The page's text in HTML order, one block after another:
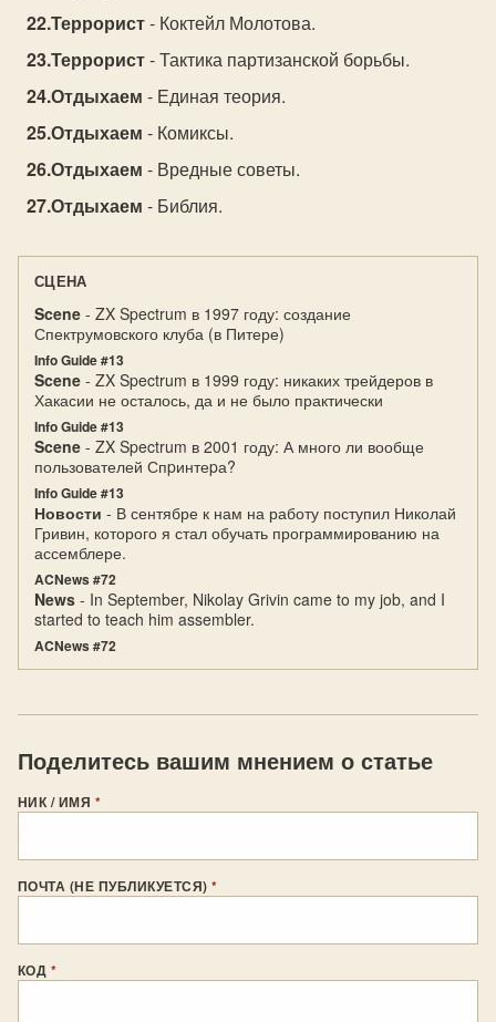
Террорист- Коктейл Молотова.
Террорист- Тактика партизанской борьбы.
Отдыхаем - Единая теория.
Отдыхаем - Комиксы.
Отдыхаем - Вредные советы.
Отдыхаем - Библия.
СЦЕНА
Scene - ZX Spectrum в 1997 году: создание
Спектрумовского клуба (в Питере)
Info Guide #13
Scene - ZX Spectrum в 1999 году: никаких трейдеров в
Хакасии не осталось, да и не было практически
Info Guide #13
Scene - ZX Spectrum в 2001 году: А много ли вообще
пользователей Спpинтеpа?
Info Guide #13
Новости - В сентябре к нам на работу поступил Николай
Гривин, которого я стал обучать программированию на
ассемблере.
ACNews #72
News - In September, Nikolay Grivin came to my job, and I
started to teach him assembler.
ACNews #72
Поделитесь вашим мнением о статье
НИК / ИМЯ *
ПОЧТА (НЕ ПУБЛИКУЕТСЯ)*
КОД *